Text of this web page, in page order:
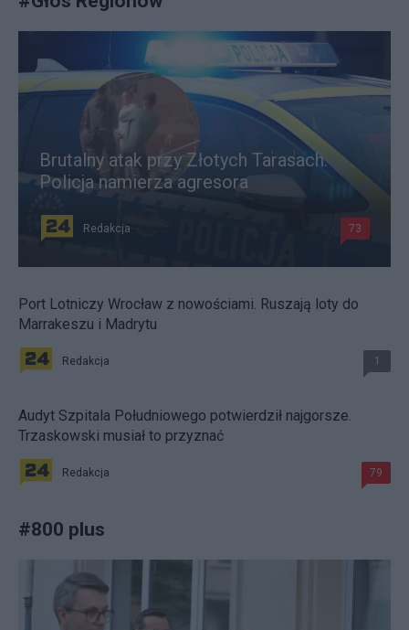
Brutalny atak przy Złotych Tarasach.
Policja namierza agresora
Redakcja 73
Port Lotniczy Wrocław z nowościami. Ruszają loty do
Marrakeszu i Madrytu
Redakcja 1
Audyt Szpitala Południowego potwierdził najgorsze.
Trzaskowski musiał to przyznać
Redakcja 79
#800 plus